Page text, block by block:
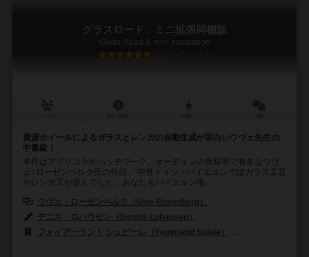
グラスロード：ミニ拡張同梱版
Glass Road & mini expansion
6.8
資源ホイールによるガラスとレンガの自動生成が面白いウヴェ先生の
中量級！
本作はアグリコラやパッチワーク、オーディンの祝祭等で有名なウヴ
ェ=ローゼンベルク氏の作品。 中世ドイツ・バイエルンではガラス工芸
やレンガ工が盛んでした。あなたもバイエルン地...
ウヴェ・ローゼンベルク（Uwe Rosenberg）
デニス・ロハウゼン（Dennis Lohausen）
フォイアーラント シュピーレ（Feuerland Spiele）